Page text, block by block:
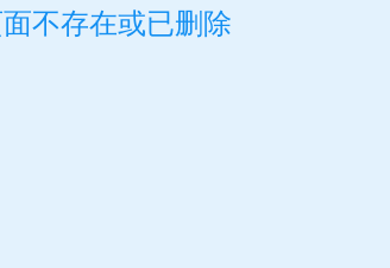
不存在或已删除